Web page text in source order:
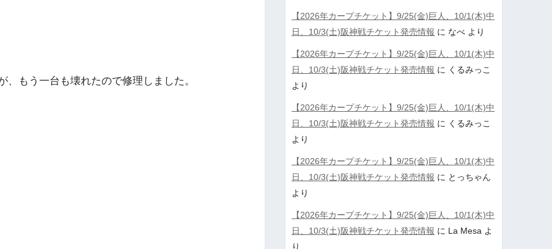
、もう一台も壊れたので修理しました。
【2026年カープチケット】9/25(金)巨人、10/1(木)中
日、10/3(土)阪神戦チケット発売情報 に なべ より
【2026年カープチケット】9/25(金)巨人、10/1(木)中
日、10/3(土)阪神戦チケット発売情報 に くるみっこ
より
【2026年カープチケット】9/25(金)巨人、10/1(木)中
日、10/3(土)阪神戦チケット発売情報 に くるみっこ
より
【2026年カープチケット】9/25(金)巨人、10/1(木)中
日、10/3(土)阪神戦チケット発売情報 に とっちゃん
より
【2026年カープチケット】9/25(金)巨人、10/1(木)中
日、10/3(土)阪神戦チケット発売情報 に La Mesa よ
り